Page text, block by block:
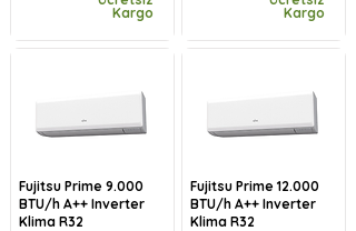
Kargo
Fujitsu Prime 9.000
BTU/h A++ Inverter
Klima R32
Kargo
Fujitsu Prime 12.000
BTU/h A++ Inverter
Klima R32